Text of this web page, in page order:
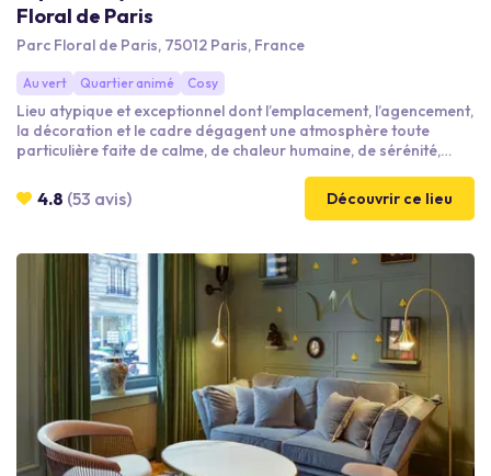
Floral de Paris
Parc Floral de Paris, 75012 Paris, France
Au vert Quartier animé Cosy
Lieu atypique et exceptionnel dont l’emplacement, l’agencement,
la décoration et le cadre dégagent une atmosphère toute
particulière faite de calme, de chaleur humaine, de sérénité,
l’intérieur, la pierre, le verre, et le bois de chêne dialoguent pour
élaborer des espaces à la fois épurés et chaleureux. Situe dans
collections florales extraordinaires.
4.8 (53 avis) Découvrir ce lieu